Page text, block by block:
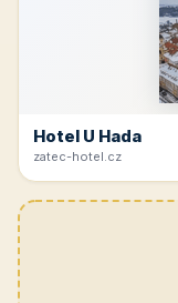
Hotel U Hada
zatec-hotel.cz